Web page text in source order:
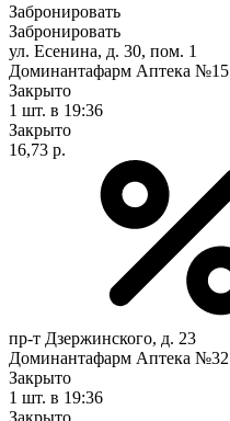
Забронировать
Забронировать
ул. Есенина, д. 30, пом. 1
Доминантафарм Аптека №15
Закрыто
1 шт. в 19:36
Закрыто
16,73 р.
пр-т Дзержинского, д. 23
Доминантафарм Аптека №32
Закрыто
1 шт. в 19:36
Закрыто